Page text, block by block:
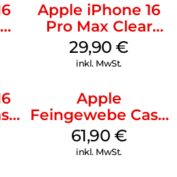
Apple iPhone 16
Pro Max Clear
Case MagSafe
Transparent
29,90€
inkl. MwSt.
Apple
Feingewebe Case
iPhone 15 Pro
MagSafe Schwarz
61,90 €
inkl. MwSt.